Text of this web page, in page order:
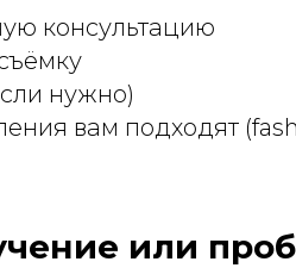
консультацию
нужно)
вам подходят
или